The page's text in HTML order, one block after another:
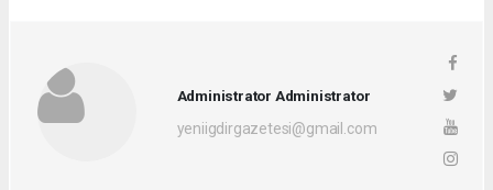
Administrator Administrator
yeniigdirgazetesi@gmail.com